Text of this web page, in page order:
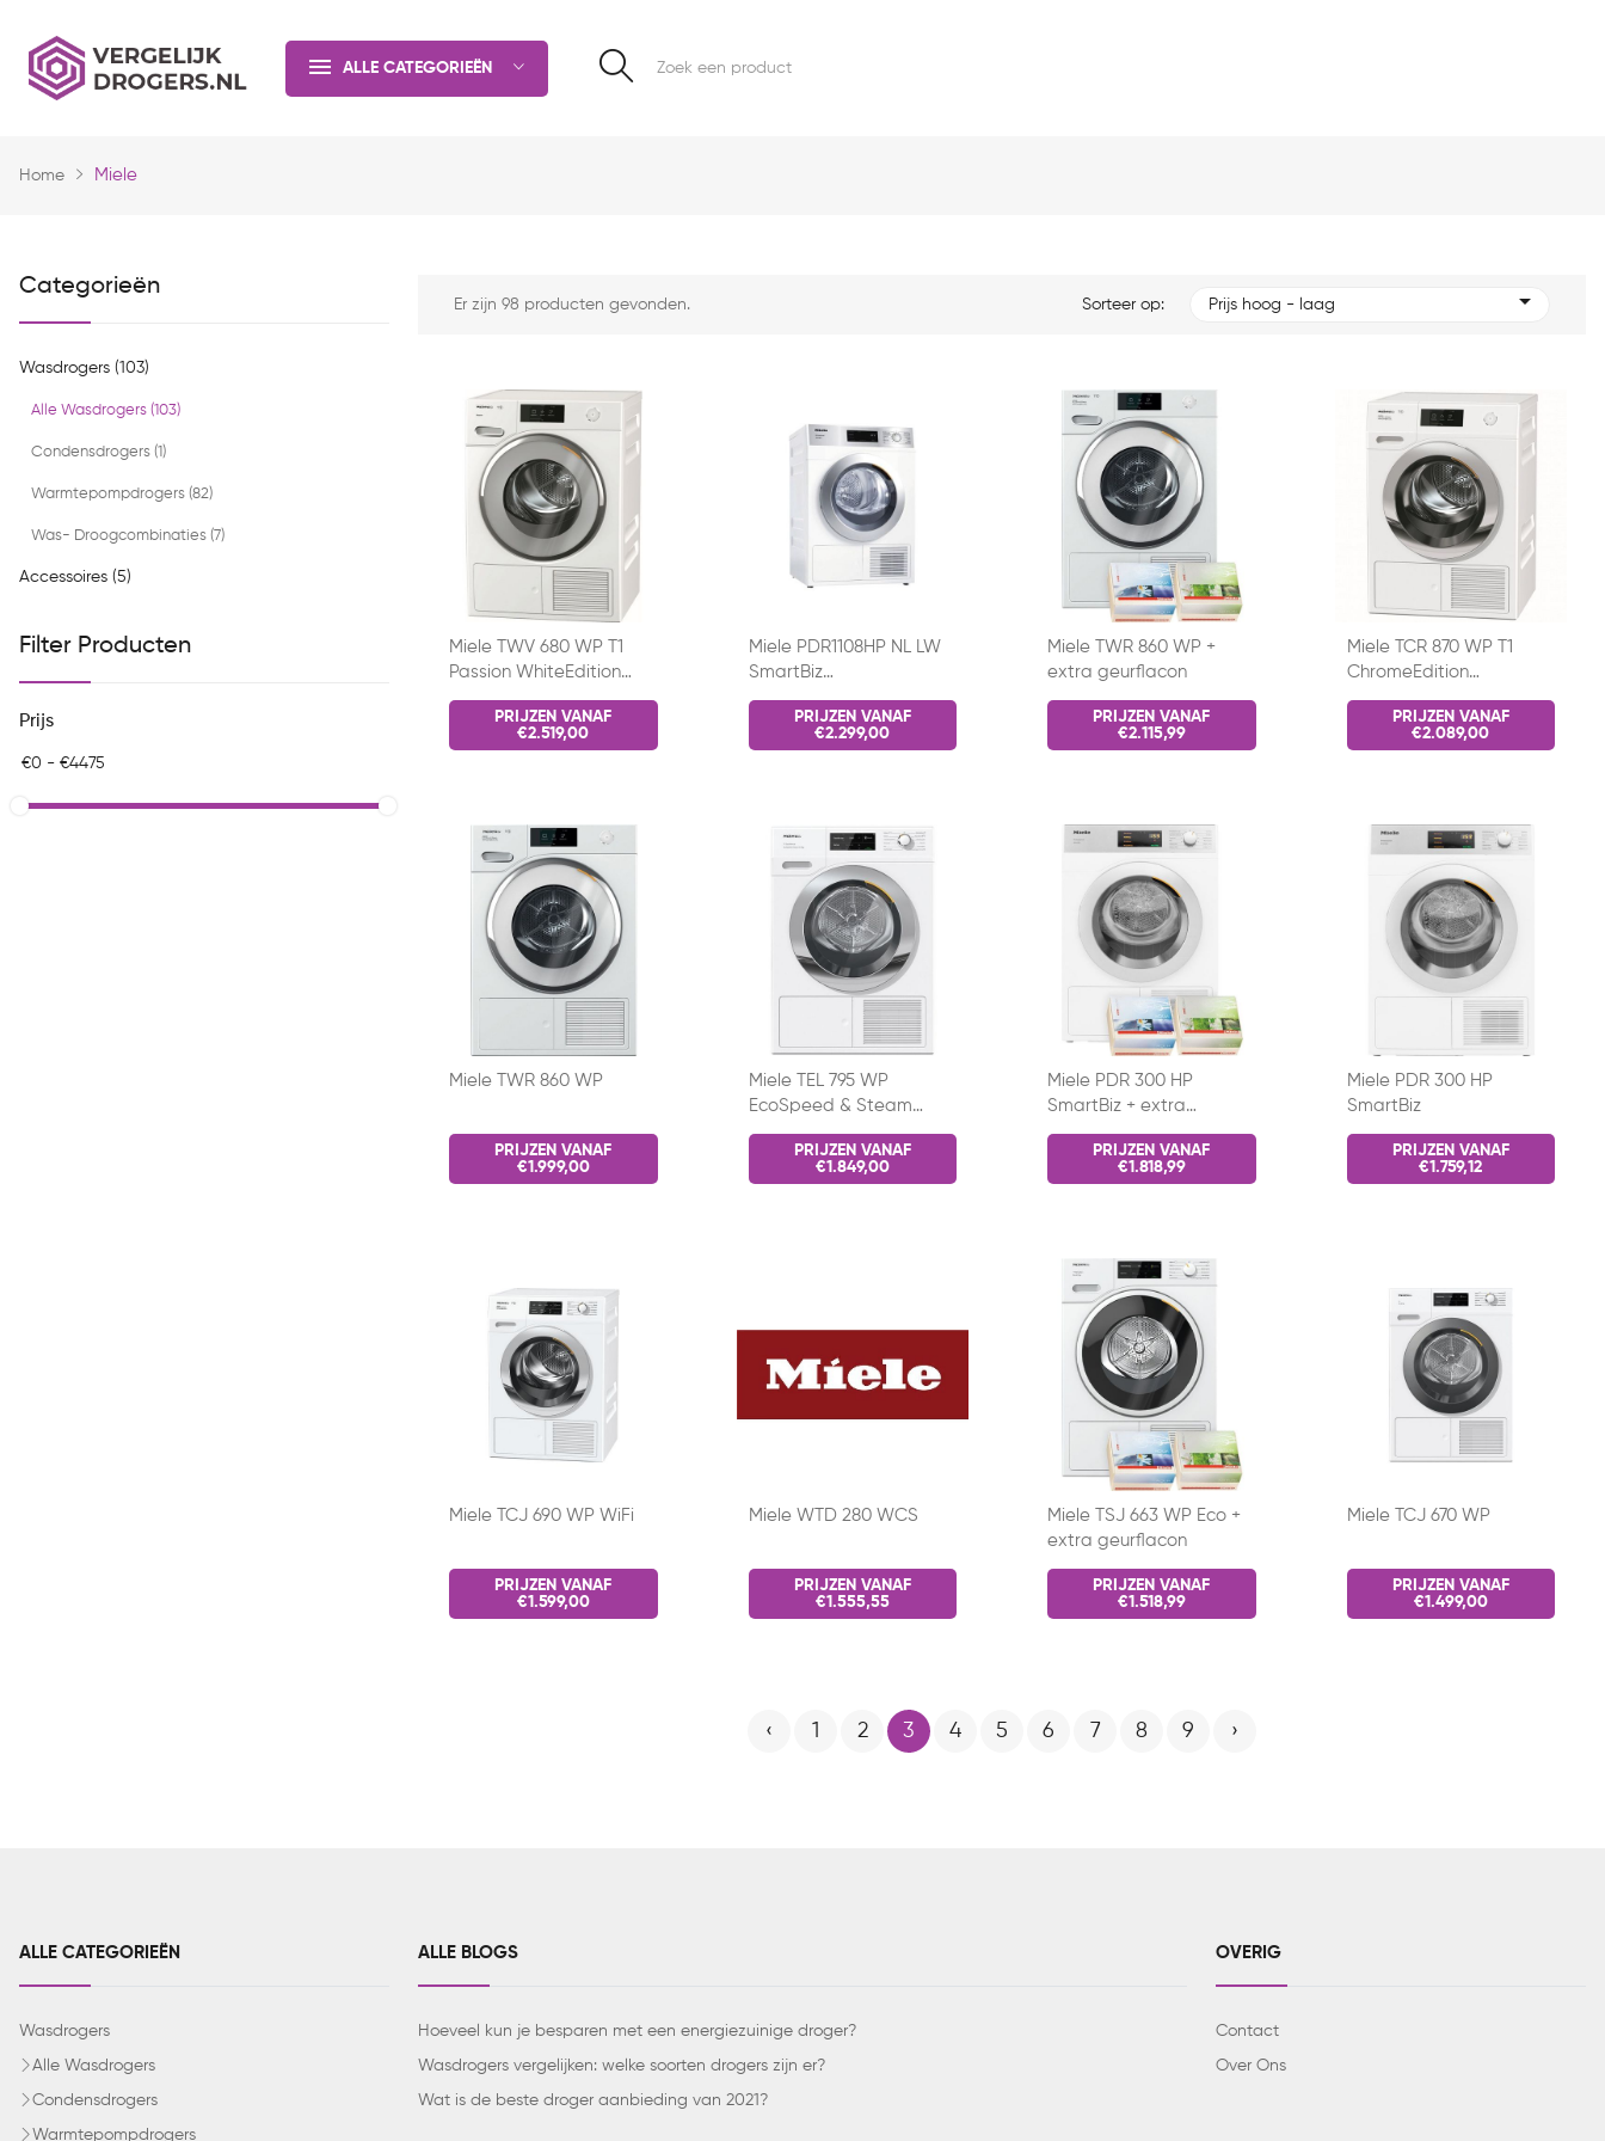
ALLE CATEGORIEËN
Home Miele
Er zijn 98 producten gevonden. Sorteer op: Prijs hoog - laag
Miele TWV 680 WP T1
Passion WhiteEdition
warmtepompdroger
PRIJZEN VANAF
€2.519,00
Miele PDR1108HP NL LW
SmartBiz
Warmtepompdroger
PRIJZEN VANAF
€2.299,00
Miele TWR 860 WP +
extra geurflacon
PRIJZEN VANAF
€2.115,99
Miele TCR 870 WP T1
ChromeEdition
warmtepompdroger
PRIJZEN VANAF
€2.089,00
Miele TWR 860 WP
PRIJZEN VANAF
€1.999,00
Miele TEL 795 WP
EcoSpeed & Steam
Warmtepompdroger
PRIJZEN VANAF
€1.849,00
Miele PDR 300 HP
SmartBiz + extra
geurflacon
PRIJZEN VANAF
€1.818,99
Miele PDR 300 HP
SmartBiz
PRIJZEN VANAF
€1.759,12
Miele TCJ 690 WP WiFi
PRIJZEN VANAF
€1.599,00
Miele WTD 280 WCS
PRIJZEN VANAF
€1.555,55
Miele TSJ 663 WP Eco +
extra geurflacon
PRIJZEN VANAF
€1.518,99
Miele TCJ 670 WP
PRIJZEN VANAF
€1.499,00
‹ 1 2 3 4 5 6 7 8 9 ›
Categorieën
Wasdrogers (103)
Alle Wasdrogers (103)
Condensdrogers (1)
Warmtepompdrogers (82)
Was- Droogcombinaties (7)
Accessoires (5)
Filter Producten
Prijs
ALLE CATEGORIEËN
Wasdrogers
Alle Wasdrogers
Condensdrogers
Warmtepompdrogers
ALLE BLOGS
Hoeveel kun je besparen met een energiezuinige droger?
Wasdrogers vergelijken: welke soorten drogers zijn er?
Wat is de beste droger aanbieding van 2021?
OVERIG
Contact
Over Ons